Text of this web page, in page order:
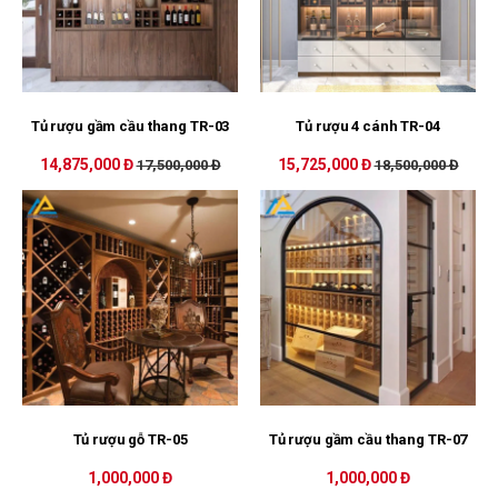
Tủ rượu gầm cầu thang TR-03
14,875,000 Đ 17,500,000 Đ
Tủ rượu 4 cánh TR-04
15,725,000 Đ 18,500,000 Đ
Tủ rượu gỗ TR-05
1,000,000 Đ
Tủ rượu gầm cầu thang TR-07
1,000,000 Đ